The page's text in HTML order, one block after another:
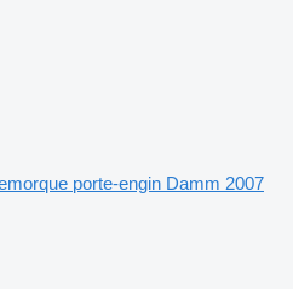
porte-engin Damm 2007